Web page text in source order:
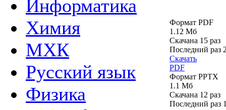
Информатика
Химия
МХК
Русский язык
Физика
Формат PDF
1.12 Мб
Скачана 15 раз
Последний раз
Скачать
PDF
Формат PPTX
1.1 Мб
Скачана 12 раз
Последний раз